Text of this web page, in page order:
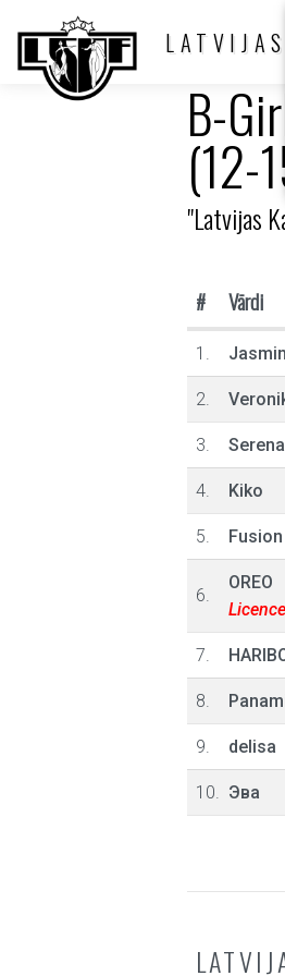
B-
(12-
"Latvijas
# Vārdi
1.
2.
3. Serena
4. Kiko
5. Fusion
6.
OREO
7.
8.
9. delisa
10. Эва